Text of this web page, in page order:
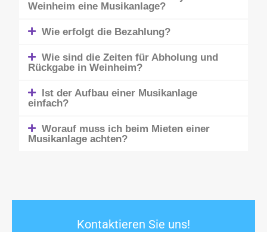
Weinheim eine Musikanlage?
Wie erfolgt die Bezahlung?
Wie sind die Zeiten für Abholung und
Rückgabe in Weinheim?
Ist der Aufbau einer Musikanlage
einfach?
Worauf muss ich beim Mieten einer
Musikanlage achten?
Kontaktieren Sie uns!